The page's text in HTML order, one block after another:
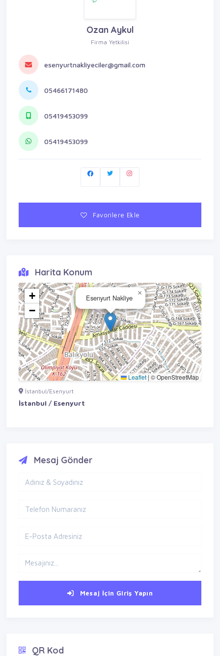
Ozan Aykul
Firma Yetkilisi
esenyurtnakliyeciler@gmail.com
05466171480
05419453099
05419453099
Favorilere Ekle
Harita Konum
Esenyurt Nakliye
×
+
−
Leaflet|© OpenStreetMap
İstanbul/Esenyurt
İstanbul / Esenyurt
Mesaj Gönder
Mesaj İçin Giriş Yapın
QR Kod